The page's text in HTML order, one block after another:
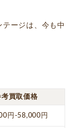
ージは、今も中
考買取価格
円-58,000円